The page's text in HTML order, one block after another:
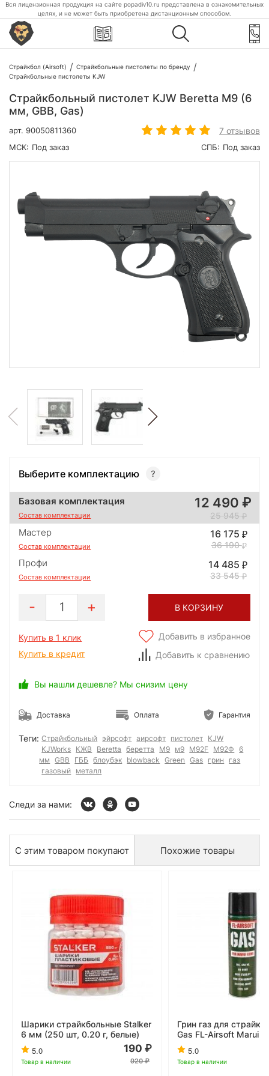
Вся лицензионная продукция на сайте popadiv10.ru представлена в ознакомительных
целях, и не может быть приобретена дистанционным способом.
Страйкбол (Airsoft)
Страйкбольные пистолеты по бренду
Страйкбольные пистолеты KJW
Страйкбольный пистолет KJW Beretta M9 (6
мм, GBB, Gas)
арт. 90050811360 7 отзывов
МСК: Под заказ СПБ: Под заказ
Выберите комплектацию
Базовая комплектация
Состав комплектации
12 490
25 945
Мастер
Состав комплектации
16 175
36 190
Профи
Состав комплектации
14 485
33 545
1 В КОРЗИНУ
Купить в 1 клик
Купить в кредит
Добавить в избранное
Добавить к сравнению
Вы нашли дешевле? Мы снизим цену
Доставка Оплата Гарантия
Теги: Страйкбольный эйрсофт аирсофт пистолет KJW
KJWorks КЖВ Beretta беретта M9 м9 M92F М92Ф
6
мм
GBB ГББ блоубэк blowback Green Gas грин
газ
газовый металл
Следи за нами:
С этим товаром покупают Похожие товары
Шарики страйкбольные Stalker
6 мм (250 шт, 0.20 г, белые)
5.0
Товар в наличии
190
920
Грин газ для
Gas FL-Airsoft Marui
5.0
Товар в наличии